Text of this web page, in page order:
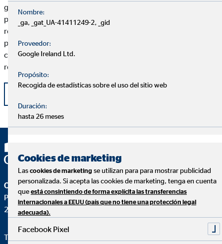
gama de productos en planes de pensiones”, su portfolio de
planes de pensiones pasa de 7 a 14, tomando una posición
relevante respecto a la competencia y aumentando la gama de
productos de renta variable para satisfacer las necesidades de
cualquier cliente, los Planes de Ciclo Vida y la inversión en
renta fija a corto plazo.
OVB Allfinanz España S.A.
Pza. Manuel Gómez Moreno, 2 8ªA
28020 Madrid
Teléfono:
Nombre:
_ga, _gat_UA-41411249-2, _gid
Proveedor:
Google Ireland Ltd.
Propósito:
Recogida de estadísticas sobre el uso del sitio web
Duración:
hasta 26 meses
Cookies de marketing
Las cookies de marketing se utilizan para para mostrar publicidad
personalizada. Si acepta las cookies de marketing, tenga en cuenta
que está consintiendo de forma explícita las transferencias
internacionales a EEUU (país que no tiene una protección legal
adecuada).
Facebook Pixel